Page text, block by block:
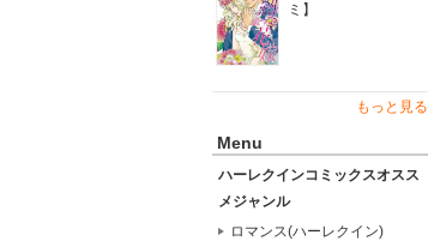
ミ】
もっと見る
Menu
ハーレクインコミックスオスス
メジャンル
ロマンス(ハーレクイン)